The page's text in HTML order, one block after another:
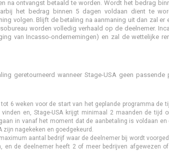
na ontvangst betaald te worden. Wordt het bedrag
het bedrag binnen 5 dagen voldaan dient te
volgen. Blijft de betaling na aanmaning uit dan zal er
worden volledig verhaald op de deelnemer.
van Incasso-ondernemingen) en zal de wettelijke
geretourneerd wanneer Stage-USA geen
6 weken voor de start van het geplande programma de
vinden en, Stage-USA krijgt minimaal 2 maanden de tijd
in vanaf het moment dat de aanbetaling is voldaan en
zijn nagekeken en goedgekeurd.
aantal bedrijf waar de deelnemer bij wordt
en de deelnemer heeft 2 of meer bedrijven afgewezen
well-structured."